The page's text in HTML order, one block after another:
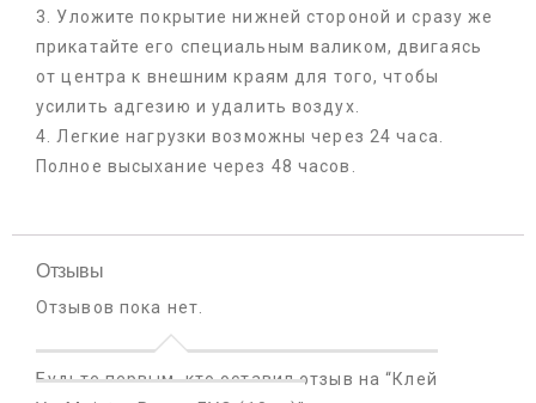
3. Уложите покрытие нижней стороной и сразу же
прикатайте его специальным валиком, двигаясь
от центра к внешним краям для того, чтобы
усилить адгезию и удалить воздух.
4. Легкие нагрузки возможны через 24 часа.
Полное высыхание через 48 часов.
Отзывы
Отзывов пока нет.
Будьте первым, кто оставил отзыв на “Клей